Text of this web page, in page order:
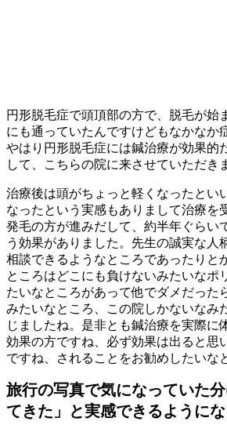
円形脱毛症で頭頂部の方で、脱毛が始
にも通っていたんですけどもなかなか
やはり円形脱毛症には鍼治療が効果的
して、こちらの院に来させていただき
治療後は頭がちょっと軽くなったとい
なったという実感もありまして治療を
発毛の方が進みだして、約半年ぐらい
う効果がありました。先生の誠実な人
相談できるようなところであったりと
ところはどこにも負けないみたいなポ
たいなところがあって他でダメだった
みたいなところ、この院しかないなみ
じましたね。是非とも鍼治療を実際に
効果の方ですね、必ず効果は出ると思
ですね、されることをお勧めしたいな
旅行の写真で気になっていた
てきた」と実感できるように